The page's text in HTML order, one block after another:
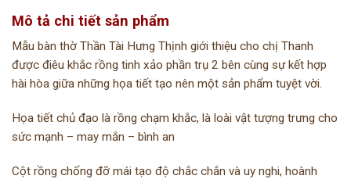
Mô tả chi tiết sản phẩm
Mẫu bàn thờ Thần Tài Hưng Thịnh giới thiệu cho chị Thanh
được điêu khắc rồng tinh xảo phần trụ 2 bên cùng sự kết hợp
hài hòa giữa những họa tiết tạo nên một sản phẩm tuyệt vời.
Họa tiết chủ đạo là rồng chạm khắc, là loài vật tượng trưng cho
sức mạnh – may mắn – bình an
Cột rồng chống đỡ mái tạo độ chắc chắn và uy nghi, hoành